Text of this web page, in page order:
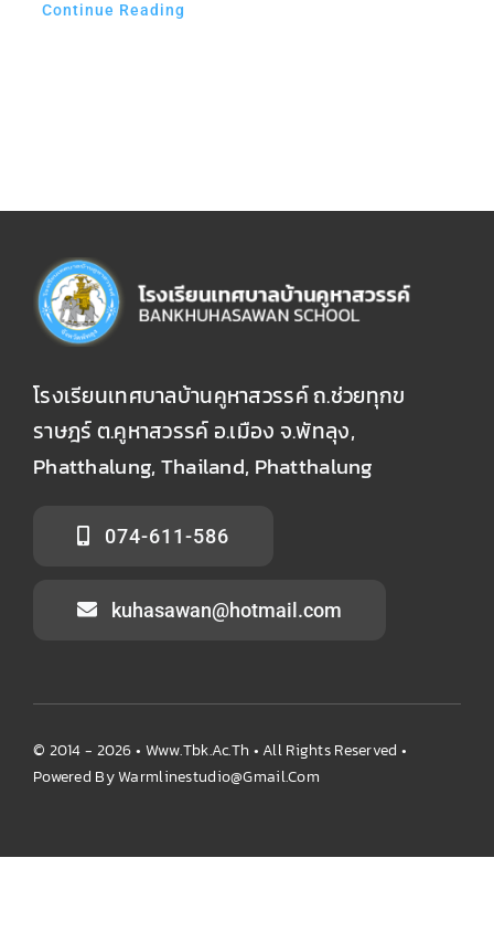
Continue Reading
โรงเรียนเทศบาลบ้านคูหาสวรรค์ ถ.ช่วยทุกข
ราษฎร์ ต.คูหาสวรรค์ อ.เมือง จ.พัทลุง,
Phatthalung, Thailand, Phatthalung
074-611-586
kuhasawan@hotmail.com
© 2014 - 2026 • Www.tbk.ac.th • All Rights Reserved •
Powered ByWarmlinestudio@gmail.com